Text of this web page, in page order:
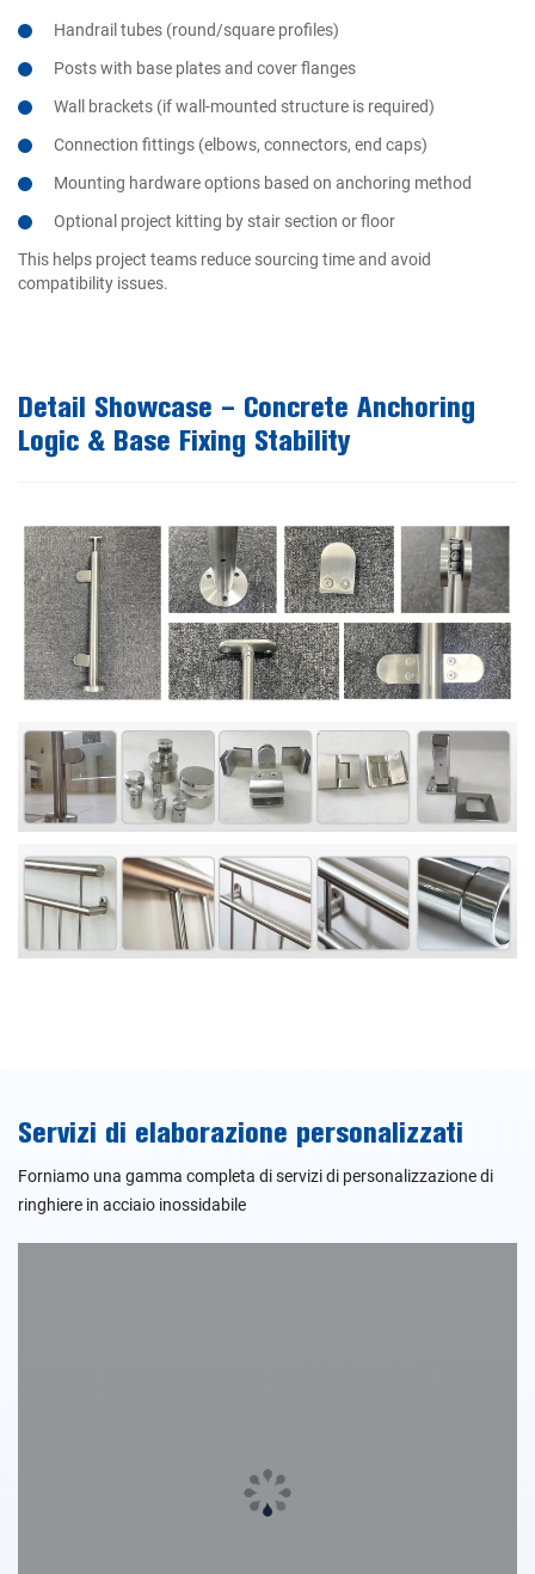
Handrail tubes (round/square profiles)
Posts with base plates and cover flanges
Wall brackets (if wall-mounted structure is required)
Connection fittings (elbows, connectors, end caps)
Mounting hardware options based on anchoring method
Optional project kitting by stair section or floor
This helps project teams reduce sourcing time and avoid
compatibility issues.
Detail Showcase – Concrete Anchoring
Logic & Base Fixing Stability
Servizi di elaborazione personalizzati
Forniamo una gamma completa di servizi di personalizzazione di
ringhiere in acciaio inossidabile